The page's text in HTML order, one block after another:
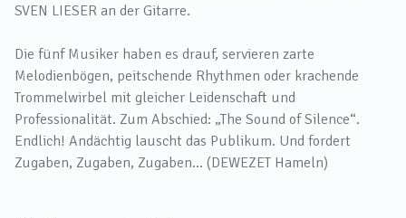
SVEN LIESER an der Gitarre.
Die fünf Musiker haben es drauf, servieren zarte
Melodienbögen, peitschende Rhythmen oder krachende
Trommelwirbel mit gleicher Leidenschaft und
Professionalität. Zum Abschied: „The Sound of Silence“.
Endlich! Andächtig lauscht das Publikum. Und fordert
Zugaben, Zugaben, Zugaben… (DEWEZET Hameln)